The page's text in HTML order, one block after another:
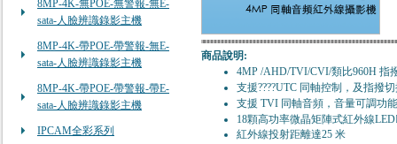
8MP-4K-無POE-無警報-無E-
sata-人臉辨識錄影主機
8MP-4K-帶POE-帶警報-無E-
sata-人臉辨識錄影主機
8MP-4K-帶POE-帶警報-帶E-
sata-人臉辨識錄影主機
IPCAM全彩系列
商品說明:
4MP /AHD/TVI/CVI/類比960H 指
支援????UTC 同軸控制，及指撥
支援 TVI 同軸音頻，音量可調功
18顆高功率微晶矩陣式紅外線
紅外線投射距離達25 米